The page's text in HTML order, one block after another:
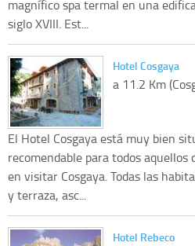
magnífico spa termal en una
siglo XVIII. Est...
Hotel Cosgaya
a 11.2 Km
El Hotel Cosgaya está muy bien
recomendable para todos
en visitar Cosgaya. Todas las
y terraza, asc...
Hotel Rebeco